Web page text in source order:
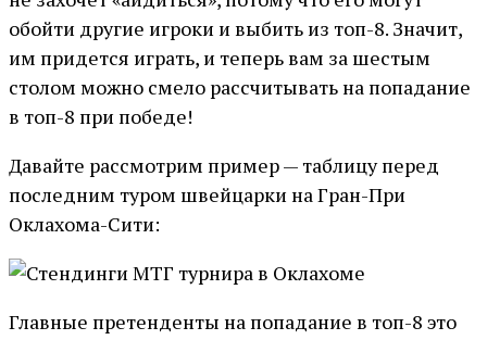
обойти другие игроки и выбить из топ-8. Значит,
им придется играть, и теперь вам за шестым
столом можно смело рассчитывать на попадание
в топ-8 при победе!
Давайте рассмотрим пример — таблицу перед
последним туром швейцарки на Гран-При
Оклахома-Сити:
Главные претенденты на попадание в топ-8 это